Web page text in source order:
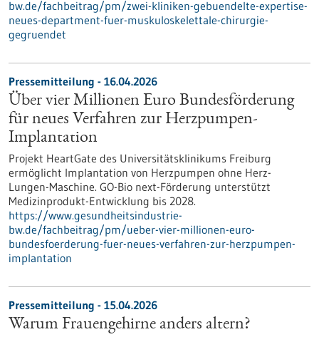
bw.de/fachbeitrag/pm/zwei-kliniken-gebuendelte-expertise-
neues-department-fuer-muskuloskelettale-chirurgie-
gegruendet
Pressemitteilung - 16.04.2026
Über vier Millionen Euro Bundesförderung
für neues Verfahren zur Herzpumpen-
Implantation
Projekt HeartGate des Universitätsklinikums Freiburg
ermöglicht Implantation von Herzpumpen ohne Herz-
Lungen-Maschine. GO-Bio next-Förderung unterstützt
Medizinprodukt-Entwicklung bis 2028.
https://www.gesundheitsindustrie-
bw.de/fachbeitrag/pm/ueber-vier-millionen-euro-
bundesfoerderung-fuer-neues-verfahren-zur-herzpumpen-
implantation
Pressemitteilung - 15.04.2026
Warum Frauengehirne anders altern?